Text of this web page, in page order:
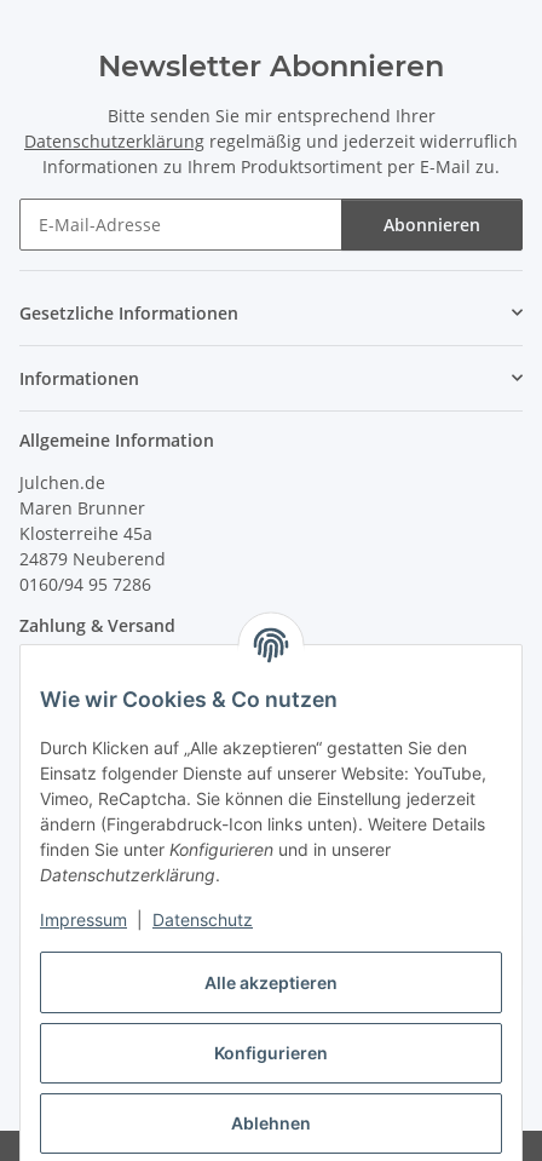
Alle akzeptieren
Konfigurieren
Ablehnen
Wie wir Cookies & Co nutzen
Durch Klicken auf „Alle akzeptieren“ gestatten Sie den
Einsatz folgender Dienste auf unserer Website: YouTube,
Vimeo, ReCaptcha. Sie können die Einstellung jederzeit
ändern (Fingerabdruck-Icon links unten). Weitere Details
finden Sie unter Konfigurieren und in unserer
Datenschutzerklärung.
Impressum Datenschutz
Newsletter Abonnieren
Bitte senden Sie mir entsprechend Ihrer
Datenschutzerklärung regelmäßig und jederzeit widerruflich
Informationen zu Ihrem Produktsortiment per E-Mail zu.
Abonnieren
Gesetzliche Informationen
Informationen
Allgemeine Information
Julchen.de
Maren Brunner
Klosterreihe 45a
24879 Neuberend
0160/94 95 7286
Zahlung & Versand
Vertrag widerrufen
* Alle Preise inkl. gesetzlicher USt., zzgl.Versand